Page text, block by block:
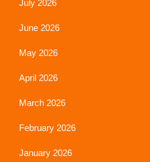
July 2026
June 2026
May 2026
April 2026
March 2026
February 2026
January 2026